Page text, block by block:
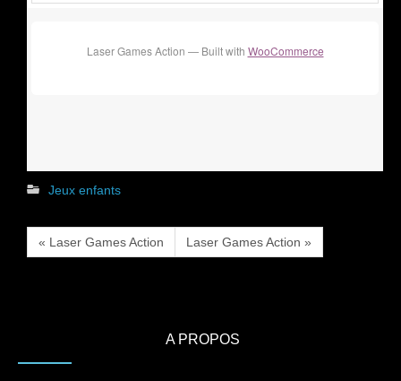
Laser Games Action — Built with WooCommerce
Jeux enfants
« Laser Games Action Laser Games Action »
A PROPOS